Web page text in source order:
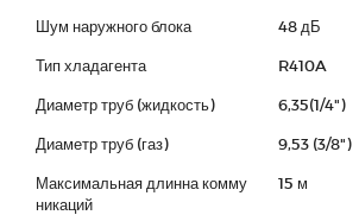
Шум наружного блока 48 дБ
Тип хладагента R410A
Диаметр труб (жидкость) 6,35(1/4")
Диаметр труб (газ) 9,53 (3/8")
Максимальная длинна комму
никаций
15 м